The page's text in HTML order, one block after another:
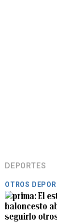
DEPORTES
OTROS
El
baloncesto
seguirlo